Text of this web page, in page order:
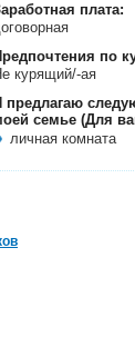
плата:
по
курящий/-ая
предлагаю
семье (Для
личная комната